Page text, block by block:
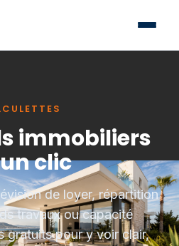
immobiliers
clic
de loyer, répartition
travaux ou capacité
gratuits pour y voir clair,